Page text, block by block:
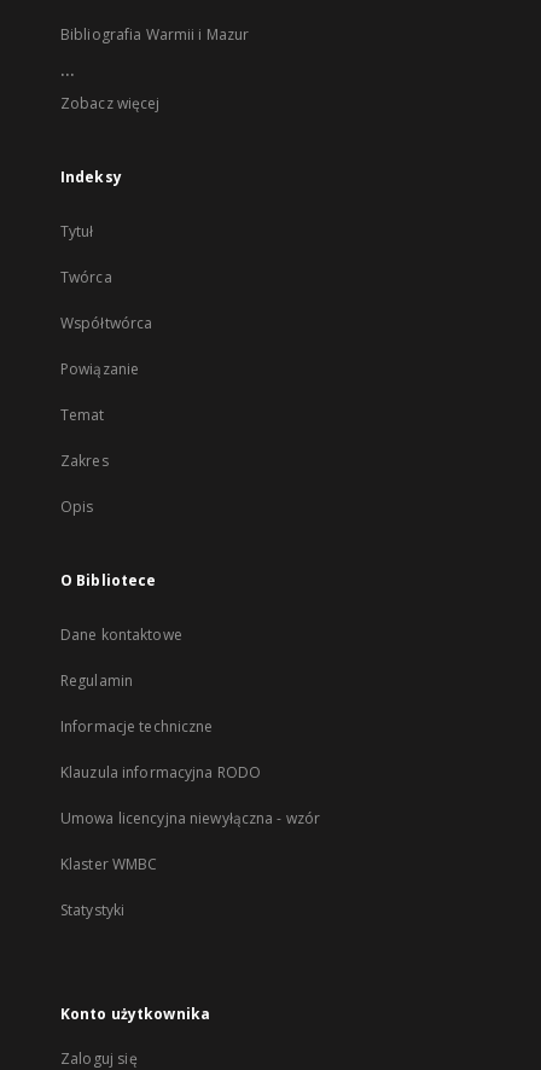
Bibliografia Warmii i Mazur
...
Zobacz więcej
Indeksy
Tytuł
Twórca
Współtwórca
Powiązanie
Temat
Zakres
Opis
O Bibliotece
Dane kontaktowe
Regulamin
Informacje techniczne
Klauzula informacyjna RODO
Umowa licencyjna niewyłączna - wzór
Klaster WMBC
Statystyki
Konto użytkownika
Zaloguj się